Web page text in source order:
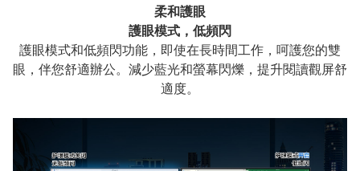
柔和護眼
護眼模式，低頻閃
護眼模式和低頻閃功能，即使在長時間工作，呵護您的雙
眼，伴您舒適辦公。減少藍光和螢幕閃爍，提升閱讀觀屏舒
適度。